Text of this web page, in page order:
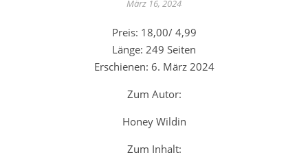
März 16, 2024
Preis: 18,00/ 4,99
Länge: 249 Seiten
Erschienen: 6. März 2024
Zum Autor:
Honey Wildin
Zum Inhalt: